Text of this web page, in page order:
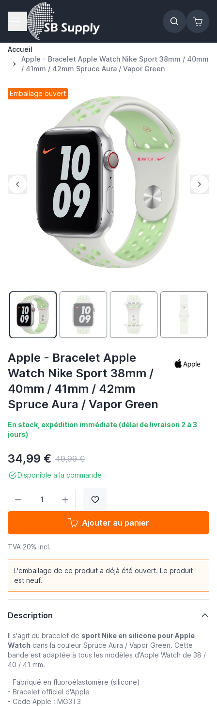
Allez au contenu
Accueil
Apple - Bracelet Apple Watch Nike Sport 38mm / 40mm
/ 41mm / 42mm Spruce Aura / Vapor Green
Emballage ouvert
Apple - Bracelet Apple
Watch Nike Sport 38mm /
40mm / 41mm / 42mm
Spruce Aura / Vapor Green
En stock, expédition immédiate (délai de livraison 2 à 3
jours)
34,99 € 49,99 €
Disponible à la commande
Ajouter au panier
TVA 20% incl.
L'emballage de ce produit a déjà été ouvert. Le produit
est neuf.
Description
Il s'agit du bracelet de sport Nike en silicone pour Apple
Watch dans la couleur Spruce Aura / Vapor Green. Cette
bande est adaptée à tous les modèles d'Apple Watch de 38 /
40 / 41 mm.
- Fabriqué en fluoroélastomère (silicone)
- Bracelet officiel d'Apple
- Code Apple : MG3T3